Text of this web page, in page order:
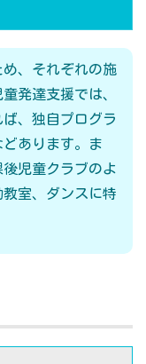
、それぞれの施
発達支援では、
、独自プログラ
あります。ま
児童クラブのよ
室、ダンスに特